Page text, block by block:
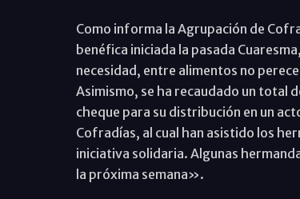
Como informa la Agrupación de
benéfica iniciada la pasada
necesidad, entre alimentos no
Asimismo, se ha recaudado un total
cheque para su distribución en un
Cofradías, al cual han asistido los
iniciativa solidaria. Algunas
la próxima semana».